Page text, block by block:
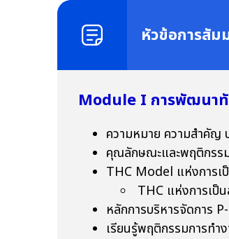
หัวข้อการสัม
Module I การพัฒนาทั
ความหมาย ความสำคัญ
คุณลักษณะและพฤติกรร
THC Model แห่งการเ
THC แห่งการเป็
หลักการบริหารจัดการ
เรียนรู้พฤติกรรมการท